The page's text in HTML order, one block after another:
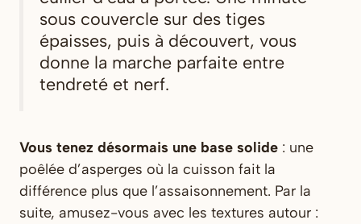
sous couvercle sur des tiges
épaisses, puis à découvert, vous
donne la marche parfaite entre
tendreté et nerf.
Vous tenez désormais une base solide : une
poêlée d’asperges où la cuisson fait la
différence plus que l’assaisonnement. Par la
suite, amusez-vous avec les textures autour :